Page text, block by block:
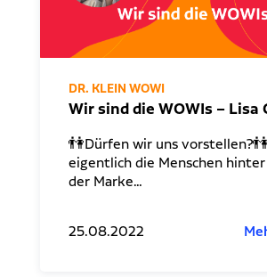
DR. KLEIN WOWI
Wir sind die WOWIs – Lisa
👫Dürfen wir uns
eigentlich die Menschen hinter
der Marke…
25.08.2022